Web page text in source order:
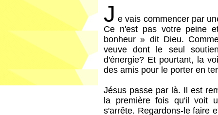
J e vais commencer par
Ce n'est pas votre peine
bonheur » dit Dieu.
veuve dont le seul
d'énergie? Et pourtant, la
des amis pour le porter en
Jésus passe par là. Il est
la première fois qu'il voit
s'arrête. Regardons-le faire